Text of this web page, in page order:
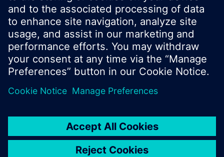
© Siemens Switzerland Ltd. Building Technologies
Group - 2016
Le portefeuille des produits peut varier en
| Protection des données
Conditions d'utilisation